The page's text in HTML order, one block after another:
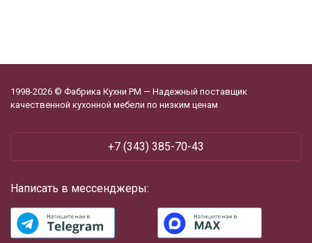
1998-2026 © Фабрика Кухни РМ — Надежный поставщик
качественной кухонной мебели по низким ценам
+7 (343) 385-70-43
Написать в мессенджеры: